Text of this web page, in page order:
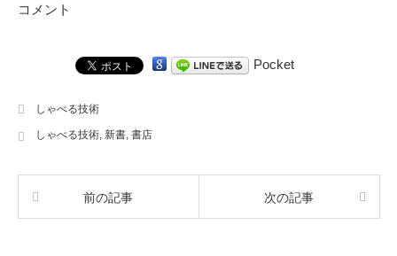
コメント
Pocket
しゃべる技術
しゃべる技術 新書 書店
前の記事 次の記事